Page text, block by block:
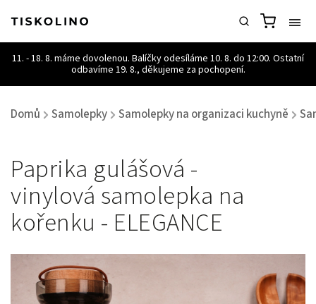
Domů / Samolepky / Samolepky na organizaci kuchyně /
Paprika gulášová -
vinylová samolepka na
kořenku - ELEGANCE